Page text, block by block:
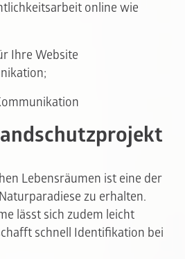
online wie
Ihre Website
Lebensräumen ist eine der
zu erhalten.
lässt sich zudem leicht
schnell Identifikation bei